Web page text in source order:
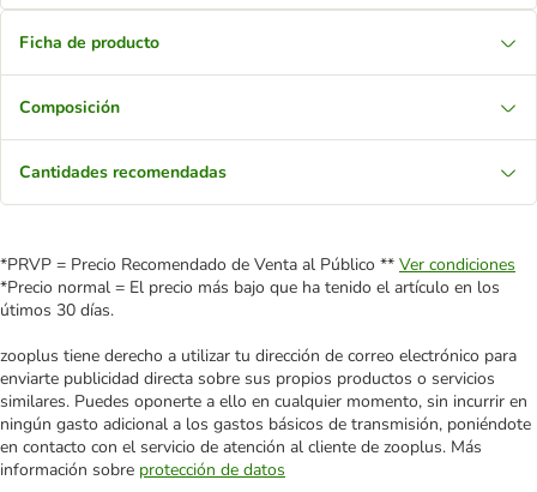
Ficha de producto
Composición
Cantidades recomendadas
*PRVP = Precio Recomendado de Venta al Público ** Ver condiciones
*Precio normal = El precio más bajo que ha tenido el artículo en los
útimos 30 días.
zooplus tiene derecho a utilizar tu dirección de correo electrónico para
enviarte publicidad directa sobre sus propios productos o servicios
similares. Puedes oponerte a ello en cualquier momento, sin incurrir en
ningún gasto adicional a los gastos básicos de transmisión, poniéndote
en contacto con el servicio de atención al cliente de zooplus. Más
información sobre protección de datos